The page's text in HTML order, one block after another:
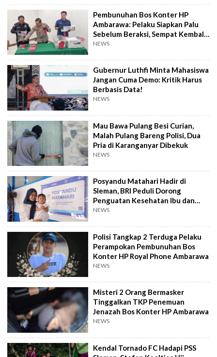
Pembunuhan Bos Konter HP
Ambarawa: Pelaku Siapkan Palu
Sebelum Beraksi, Sempat Kembali
Datangi TKP
NEWS
Gubernur Luthfi Minta Mahasiswa
Jangan Cuma Demo: Kritik Harus
Berbasis Data!
NEWS
Mau Bawa Pulang Besi Curian,
Malah Pulang Bareng Polisi, Dua
Pria di Karanganyar Dibekuk
NEWS
Posyandu Matahari Hadir di
Sleman, BRI Peduli Dorong
Penguatan Kesehatan Ibu dan
Anak
NEWS
Polisi Tangkap 2 Terduga Pelaku
Perampokan Pembunuhan Bos
Konter HP Royal Phone Ambarawa
NEWS
Misteri 2 Orang Bermasker
Tinggalkan TKP Penemuan
Jenazah Bos Konter HP Ambarawa
NEWS
Kendal Tornado FC Hadapi PSS